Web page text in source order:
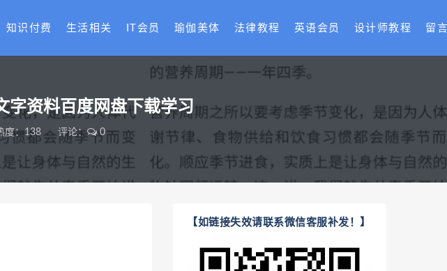
知识付费 生活相关 IT会员 瑜伽美体 法律教程 英语会员 设计师教程 留
字资料百度网盘下载学习
度：138 评论： 0
【如链接失效请联系微信客服补发！】